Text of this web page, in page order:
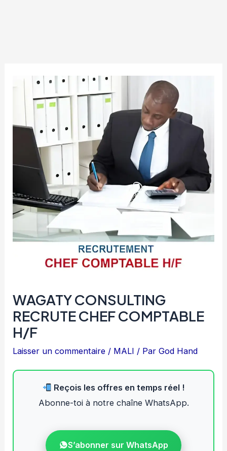
WAGATY CONSULTING
RECRUTE CHEF COMPTABLE
H/F
Laisser un commentaire / MALI / ParGod Hand
Reçois les offres en temps réel !
Abonne-toi à notre chaîne WhatsApp.
S’abonner sur WhatsApp